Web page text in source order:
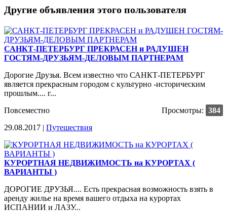
Другие объявления этого пользователя
САНКТ-ПЕТЕРБУРГ ПРЕКРАСЕН и РАДУШЕН
ГОСТЯМ-ДРУЗЬЯМ-ДЕЛОВЫМ ПАРТНЕРАМ
Дорогие Друзья. Всем известно что САНКТ-ПЕТЕРБУРГ
является прекрасным городом с культурно -историческим
прошлым.... г...
Повсеместно
Просмотры: 384
29.08.2017 | Путешествия
КУРОРТНАЯ НЕДВИЖИМОСТЬ на КУРОРТАХ (
ВАРИАНТЫ )
ДОРОГИЕ ДРУЗЬЯ.... Есть прекрасная возможность взять в
аренду жилье на время вашего отдыха на курортах
ИСПАНИИ и ЛАЗУ...